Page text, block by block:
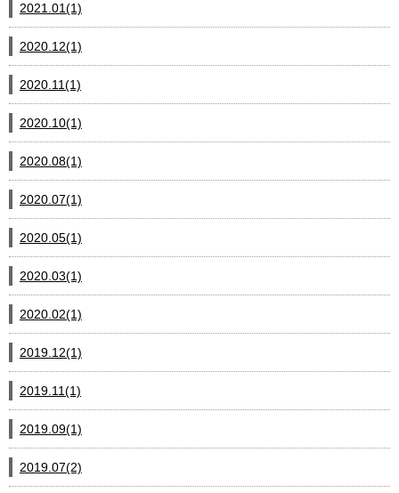
2021.01(1)
2020.12(1)
2020.11(1)
2020.10(1)
2020.08(1)
2020.07(1)
2020.05(1)
2020.03(1)
2020.02(1)
2019.12(1)
2019.11(1)
2019.09(1)
2019.07(2)